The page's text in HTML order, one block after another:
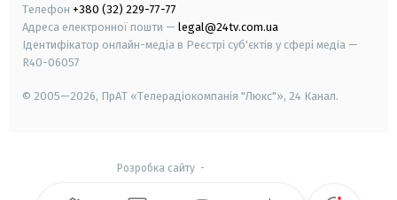
Телефон +380 (32) 229-77-77
Адреса електронної пошти — legal@24tv.com.ua
Ідентифікатор онлайн-медіа в Реєстрі суб'єктів у сфері медіа —
R40-06057
© 2005—2026, ПрАТ «Телерадіокомпанія "Люкс"», 24 Канал.
Розробка сайту-